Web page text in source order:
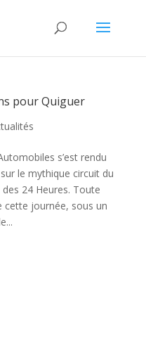
pour Quiguer
s’est rendu
le mythique circuit du
24 Heures. Toute
cette journée, sous un